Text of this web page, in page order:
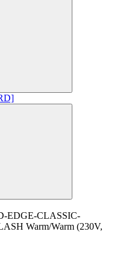
EDGE-CLASSIC-
Warm/Warm (230V,